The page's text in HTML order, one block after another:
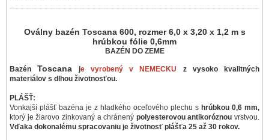
Oválny bazén Toscana 600, rozmer 6,0 x 3,20 x 1,2 m s
hrúbkou fólie 0,6mm
BAZÉN DO ZEME
BazénToscana je vyrobený v NEMECKU z vysoko kvalitných
materiálov s dlhou životnosťou.
PLÁŠŤ:
Vonkajší plášť bazéna je z hladkého oceľového plechu s hrúbkou 0,6 mm,
ktorý je žiarovo zinkovaný a chránený polyesterovou antikoróznou vrstvou.
Vďaka dokonalému spracovaniu je životnosť plášťa 25 až 30 rokov.